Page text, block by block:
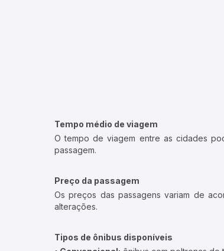
Tempo médio de viagem
O tempo de viagem entre as cidades
passagem.
Preço da passagem
Os preços das passagens variam de
alterações.
Tipos de ônibus disponíveis